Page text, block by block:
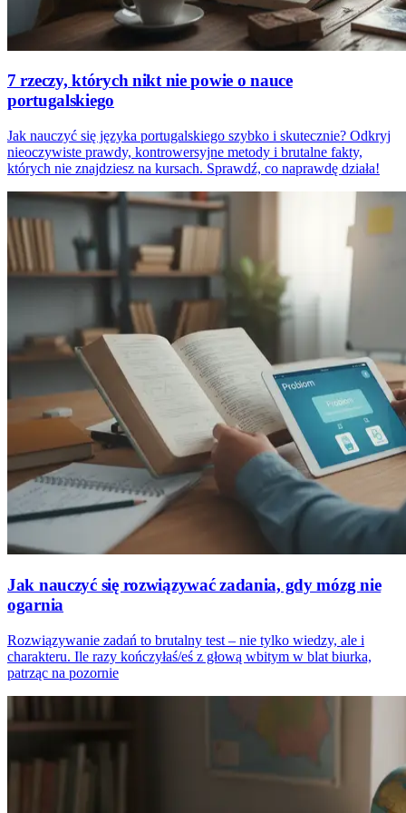
7 rzeczy, których nikt nie powie o nauce
portugalskiego
Jak nauczyć się języka portugalskiego szybko i skutecznie? Odkryj
nieoczywiste prawdy, kontrowersyjne metody i brutalne fakty,
których nie znajdziesz na kursach. Sprawdź, co naprawdę działa!
Jak nauczyć się rozwiązywać zadania, gdy mózg nie
ogarnia
Rozwiązywanie zadań to brutalny test – nie tylko wiedzy, ale i
charakteru. Ile razy kończyłaś/eś z głową wbitym w blat biurka,
patrząc na pozornie